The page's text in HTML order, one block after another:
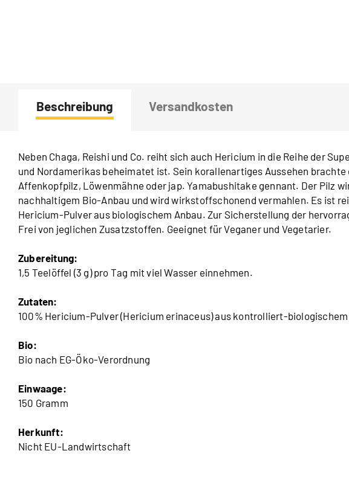
Beschreibung Versandkosten
Neben Chaga, Reishi und Co. reiht sich auch Hericium in die Reihe der
und Nordamerikas beheimatet ist. Sein korallenartiges Aussehen
Affenkopfpilz, Löwenmähne oder jap. Yamabushitake gennant. Der Pilz
nachhaltigem Bio-Anbau und wird wirkstoffschonend vermahlen. Es ist
Hericium-Pulver aus biologischem Anbau. Zur Sicherstellung der
Frei von jeglichen Zusatzstoffen. Geeignet für Veganer und Vegetarier.
Zubereitung:
1,5 Teelöffel (3 g) pro Tag mit viel Wasser einnehmen.
Zutaten:
100% Hericium-Pulver (Hericium erinaceus) aus kontrolliert-biologischem
Bio:
Bio nach EG-Öko-Verordnung
Einwaage:
150 Gramm
Herkunft:
Nicht EU-Landwirtschaft